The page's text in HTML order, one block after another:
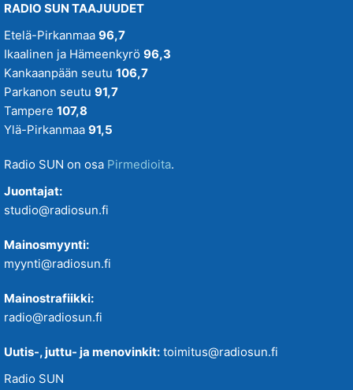
RADIO SUN TAAJUUDET
Etelä-Pirkanmaa 96,7
Ikaalinen ja Hämeenkyrö 96,3
Kankaanpään seutu 106,7
Parkanon seutu 91,7
Tampere 107,8
Ylä-Pirkanmaa 91,5
Radio SUN on osa Pirmedioita.
Juontajat:
studio@radiosun.fi
Mainosmyynti:
myynti@radiosun.fi
Mainostrafiikki:
radio@radiosun.fi
Uutis-, juttu- ja menovinkit: toimitus@radiosun.fi
Radio SUN